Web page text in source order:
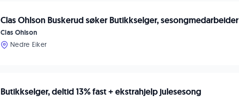
Clas Ohlson Buskerud søker Butikkselger, sesongmedarbeider
Clas Ohlson
Nedre Eiker
Butikkselger, deltid 13% fast + ekstrahjelp julesesong